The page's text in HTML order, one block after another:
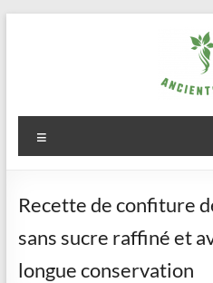
Recette de confiture
sans sucre raffiné et
longue conservation